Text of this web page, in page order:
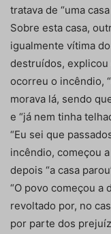
tratava de “uma
Sobre esta casa,
igualmente vítima
destruídos, explicou
ocorreu o incêndio,
morava lá, sendo
e “já nem tinha
“Eu sei que
incêndio, começou
depois “a casa
“O povo começou a
revoltado por, no
por parte dos